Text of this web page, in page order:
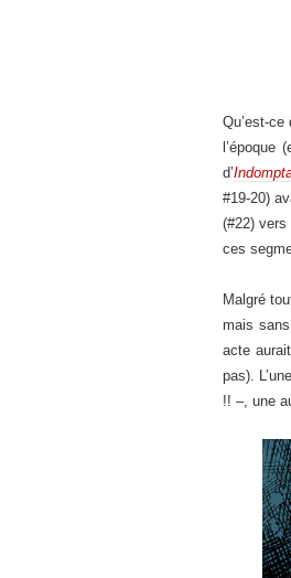
Qu’est-
l’époque
d’
#19-20)
(#22)
ces
Malgré
mais
acte
pas).
!! –, une